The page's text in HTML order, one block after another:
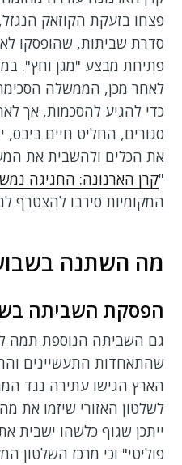
פצחו בזעקת הקוזאק
סדרת שביתות, שהופסקו
פתיחת מבצע "מגן וחץ".
לאחר מכן, הממשלה
כדי להגיע להסכמות, אך
סגורים, החליט חיים ביבס,
את הכלים ולהשבית את
"קרן הארנונה: החגיגה
המקומיות סירבו להצטרף
מה השתנה
הפסקת השביתה
גם השביתה הנוספת תמה
שהתאחדות התעשיינים
הארץ הגישו עתירה נגד
לשלטון האזורי שיזמו
ייתכן שגוף כלשהו ישבית
פוליטי" וכי מרכז השלטון